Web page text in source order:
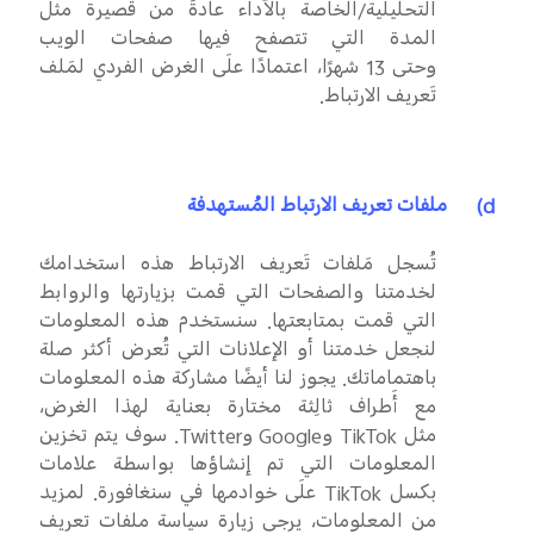
التحليلية/الخاصة بالأداء عادةً من قصيرة مثل
المدة التي تتصفح فيها صفحات الويب
وحتى 13 شهرًا، اعتمادًا علَى الغرض الفردي لمَلف
تَعريف الارتباط.
d)
ملفات تعريف الارتباط المُستهدفة
تُسجل مَلفات تَعريف الارتباط هذه استخدامك
لخدمتنا والصفحات التي قمت بزيارتها والروابط
التي قمت بمتابعتها. سنستخدم هذه المعلومات
لنجعل خدمتنا أو الإعلانات التي تُعرض أكثر صلة
باهتماماتك. يجوز لنا أيضًا مشاركة هذه المعلومات
مع أَطراف ثالِثة مختارة بعناية لهذا الغرض،
مثل TikTok وGoogleوTwitter. سوف يتم تخزين
المعلومات التي تم إنشاؤها بواسطة علامات
بكسلTikTok علَى خوادمها في سنغافورة. لمزيد
من المعلومات، يرجى زيارة سياسة ملفات تعريف